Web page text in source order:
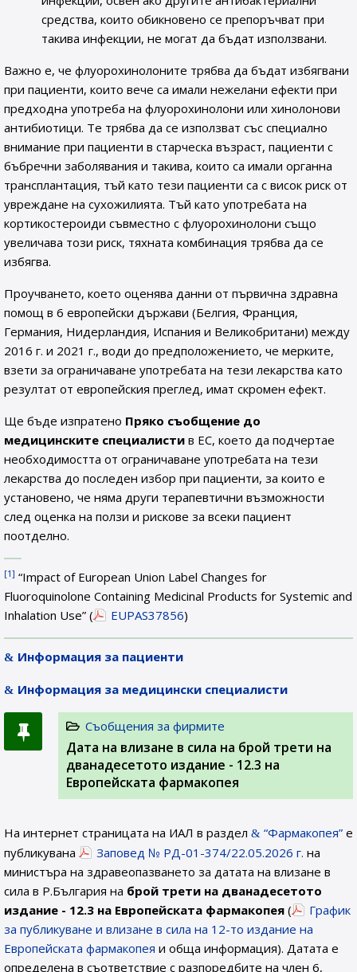
средства, които обикновено се препоръчват при
такива инфекции, не могат да бъдат използвани.
Важно е, че флуорохинолоните трябва да бъдат избягвани
при пациенти, които вече са имали нежелани ефекти при
предходна употреба на флуорохинолони или хинолонови
антибиотици. Те трябва да се използват със специално
внимание при пациенти в старческа възраст, пациенти с
бъбречни заболявания и такива, които са имали органна
трансплантация, тъй като тези пациенти са с висок риск от
увреждане на сухожилията. Тъй като употребата на
кортикостероиди съвместно с флуорохинолони също
увеличава този риск, тяхната комбинация трябва да се
избягва.
Проучването, което оценява данни от първична здравна
помощ в 6 европейски държави (Белгия, Франция,
Германия, Нидерландия, Испания и Великобритани) между
2016 г. и 2021 г., води до предположението, че мерките,
взети за ограничаване употребата на тези лекарства като
резултат от европейския преглед, имат скромен ефект.
Ще бъде изпратено Пряко съобщение до
медицинските специалисти в ЕС, което да подчертае
необходимостта от ограничаване употребата на тези
лекарства до последен избор при пациенти, за които е
установено, че няма други терапевтични възможности
след оценка на ползи и рискове за всеки пациент
поотделно.
[1] “Impact of European Union Label Changes for
Fluoroquinolone Containing Medicinal Products for Systemic and
Inhalation Use” (
EUPAS37856)
Информация за пациенти
Информация за медицински специалисти
Съобщения за фирмите
Дата на влизане в сила на брой трети на
дванадесетото издание - 12.3 на
Европейската фармакопея
На интернет страницата на ИАЛ в раздел “Фармакопея” е
публикувана
Заповед № РД-01-374/22.05.2026 г. на
министъра на здравеопазването за датата на влизане в
сила в Р.България на брой трети на дванадесетото
издание - 12.3 на Европейската фармакопея (
График
за публикуване и влизане в сила на 12-то издание на
Европейската фармакопея и обща информация). Датата е
определена в съответствие с разпоредбите на член 6,